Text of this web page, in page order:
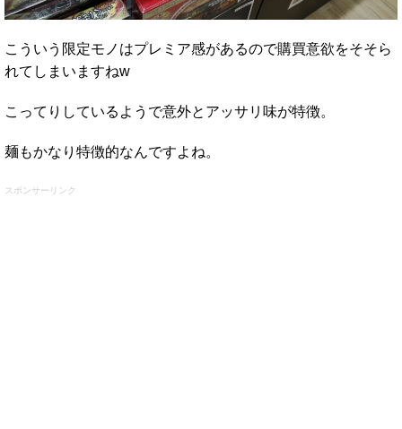
こういう限定モノはプレミア感があるので購買意欲をそそら
れてしまいますねw
こってりしているようで意外とアッサリ味が特徴。
麺もかなり特徴的なんですよね。
スポンサーリンク